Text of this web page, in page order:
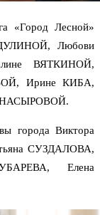
«Город Лесной»
Любови
ВЯТКИНОЙ,
Ирине КИБА,
НАСЫРОВОЙ.
города Виктора
СУЗДАЛОВА,
Елена